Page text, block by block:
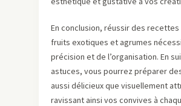
En conclusion, réussir des recettes
fruits exotiques et agrumes
précision et de l’organisation. En
astuces, vous pourrez préparer
aussi délicieux que visuellement
ravissant ainsi vos convives à